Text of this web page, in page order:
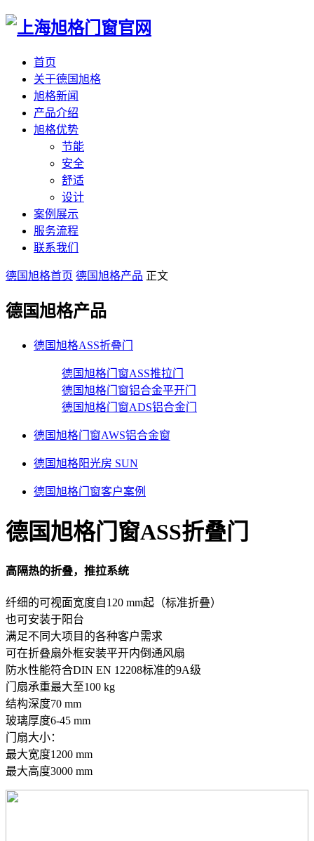
首页
关于德国旭格
旭格新闻
产品介绍
旭格优势
节能
安全
舒适
设计
案例展示
服务流程
联系我们
德国旭格首页 德国旭格产品 正文
德国旭格产品
德国旭格ASS折叠门
德国旭格门窗ASS推拉门
德国旭格门窗铝合金平开门
德国旭格门窗ADS铝合金门
德国旭格门窗AWS铝合金窗
德国旭格阳光房 SUN
德国旭格门窗客户案例
德国旭格门窗ASS折叠门
高隔热的折叠，推拉系统
纤细的可视面宽度自120 mm起（标准折叠）
也可安装于阳台
满足不同大项目的各种客户需求
可在折叠扇外框安装平开内倒通风扇
防水性能符合DIN EN 12208标准的9A级
门扇承重最大至100 kg
结构深度70 mm
玻璃厚度6-45 mm
门扇大小：
最大宽度1200 mm
最大高度3000 mm